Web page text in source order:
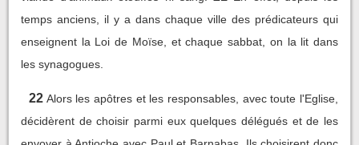
temps anciens, il y a dans chaque ville des prédicateurs qui
enseignent la Loi de Moïse, et chaque sabbat, on la lit dans
les synagogues.
22 Alors les apôtres et les responsables, avec toute l'Eglise,
décidèrent de choisir parmi eux quelques délégués et de les